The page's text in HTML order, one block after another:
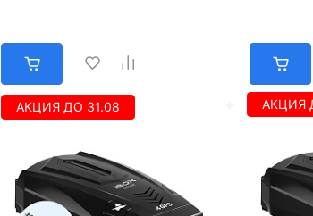
АКЦИЯ ДО 31.08 АКЦИЯ